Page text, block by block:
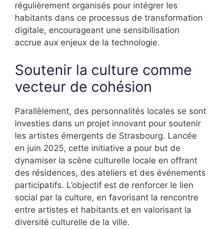
régulièrement organisés pour intégrer les
habitants dans ce processus de transformation
digitale, encourageant une sensibilisation
accrue aux enjeux de la technologie.
Soutenir la culture comme
vecteur de cohésion
Parallèlement, des personnalités locales se sont
investies dans un projet innovant pour soutenir
les artistes émergents de Strasbourg. Lancée
en juin 2025, cette initiative a pour but de
dynamiser la scène culturelle locale en offrant
des résidences, des ateliers et des événements
participatifs. L’objectif est de renforcer le lien
social par la culture, en favorisant la rencontre
entre artistes et habitants et en valorisant la
diversité culturelle de la ville.